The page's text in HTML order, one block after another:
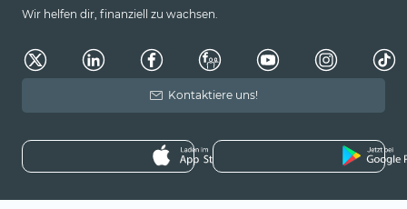
Wir helfen dir, finanziell zu wachsen.
Kontaktiere uns!